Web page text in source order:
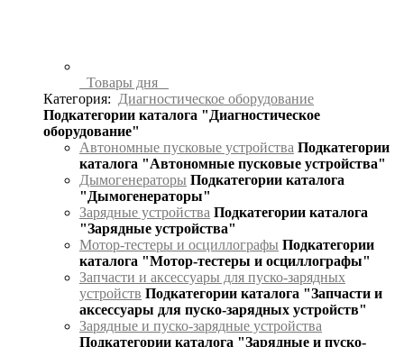
Товары дня
Категория:
Диагностическое оборудование
Подкатегории каталога "Диагностическое
оборудование"
Автономные пусковые устройства Подкатегории
каталога "Автономные пусковые устройства"
Дымогенераторы Подкатегории каталога
"Дымогенераторы"
Зарядные устройства Подкатегории каталога
"Зарядные устройства"
Мотор-тестеры и осциллографы Подкатегории
каталога "Мотор-тестеры и осциллографы"
Запчасти и аксессуары для пуско-зарядных
устройств Подкатегории каталога "Запчасти и
аксессуары для пуско-зарядных устройств"
Зарядные и пуско-зарядные устройства
Подкатегории каталога "Зарядные и пуско-